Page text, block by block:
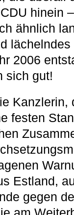
hinein
ähnlich
2006
sich gut!
festen
Estland,
gegen